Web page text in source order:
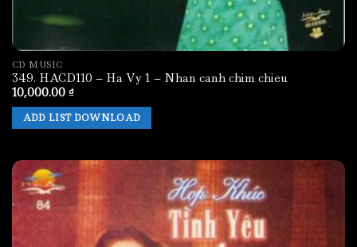
CD MUSIC
349. HACD110 – Ha Vy 1 – Nhan canh chim chieu
10,000.00 ₫
ADD LIST DOWNLOAD